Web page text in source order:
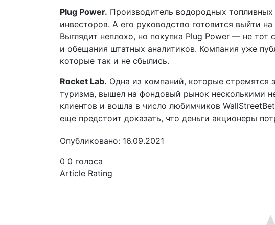
Plug Power. Производитель водородных
инвесторов. А его руководство готовится выйти
Выглядит неплохо, но покупка Plug Power — не тот
и обещания штатных аналитиков. Компания уже
которые так и не сбылись.
Rocket Lab. Одна из компаний, которые стремятся
туризма, вышел на фондовый рынок несколькими
клиентов и вошла в число любимчиков
еще предстоит доказать, что деньги акционеры
Опубликовано: 16.09.2021
0 0 голоса
Article Rating